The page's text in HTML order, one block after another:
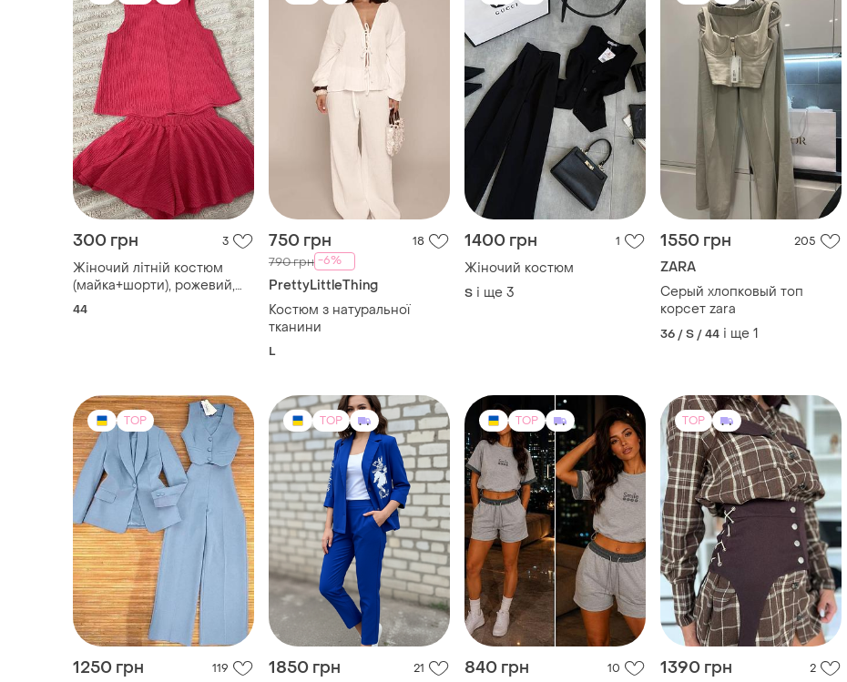
TOP
300 грн
Жіночий літній костюм
розмір 44
TOP
750 грн
790 грн -6%
PrettyLittleThing
Костюм з натуральної
TOP
1400 грн
Жіночий костюм
TOP
1550 грн
ZARA
Серый хлопковый топ
корсет zara
TOP TOP TOP TOP